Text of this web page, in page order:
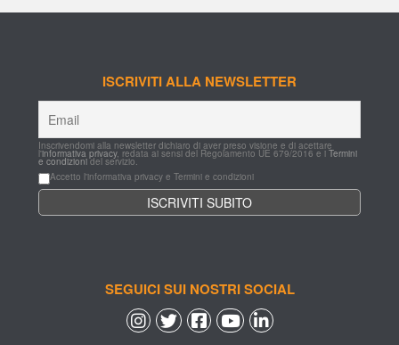
ISCRIVITI ALLA NEWSLETTER
Inscrivendomi alla newsletter dichiaro di aver preso visione e di acettare
l'informativa privacy, redata ai sensi del Regolamento UE 679/2016 e i Termini
e condizioni del servizio.
Accetto l'informativa privacy e Termini e condizioni
SEGUICI SUI NOSTRI SOCIAL